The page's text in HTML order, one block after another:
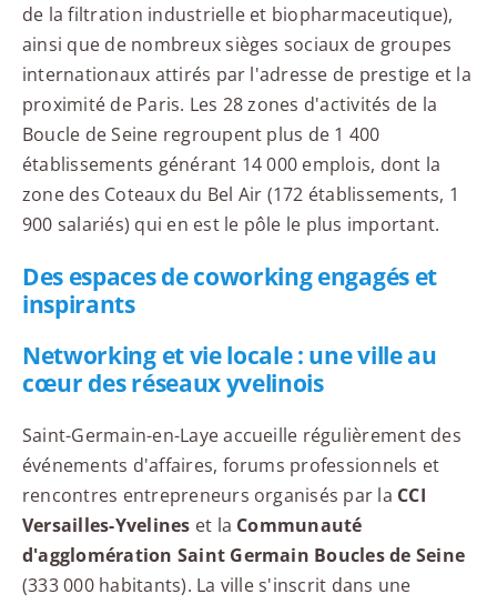
de la filtration industrielle et biopharmaceutique),
ainsi que de nombreux sièges sociaux de groupes
internationaux attirés par l'adresse de prestige et la
proximité de Paris. Les 28 zones d'activités de la
Boucle de Seine regroupent plus de 1 400
établissements générant 14 000 emplois, dont la
zone des Coteaux du Bel Air (172 établissements, 1
900 salariés) qui en est le pôle le plus important.
Des espaces de coworking engagés et
inspirants
Networking et vie locale : une ville au
cœur des réseaux yvelinois
Saint-Germain-en-Laye accueille régulièrement des
événements d'affaires, forums professionnels et
rencontres entrepreneurs organisés par la CCI
Versailles-Yvelines et la Communauté
d'agglomération Saint Germain Boucles de Seine
(333 000 habitants). La ville s'inscrit dans une